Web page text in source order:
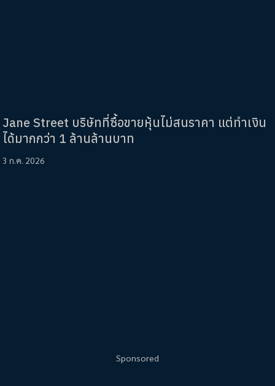
Jane Street บริษัทที่ซื้อขายหุ้นไม่สนราคา แต่ทำเงิน
ได้มากกว่า 1 ล้านล้านบาท
3 ก.ค. 2026
Sponsored